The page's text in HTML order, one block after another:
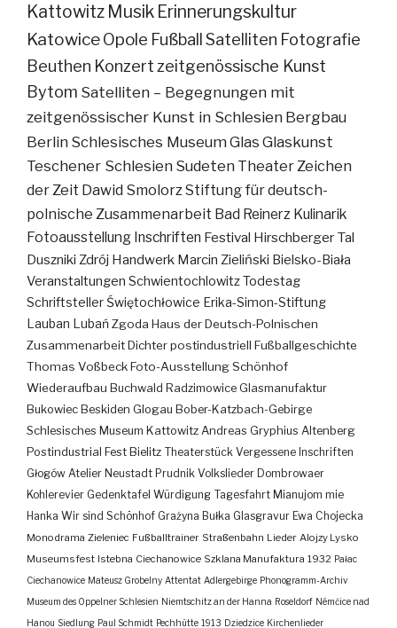
Kattowitz Musik Erinnerungskultur
KatowiceOpole FußballSatelliten Fotografie
Beuthen Konzertzeitgenössische Kunst
Bytom Satelliten – Begegnungen mit
zeitgenössischer Kunst in Schlesien Bergbau
Berlin Schlesisches MuseumGlas Glaskunst
Teschener Schlesien Sudeten TheaterZeichen
der Zeit Dawid SmolorzStiftung für deutsch-
polnische Zusammenarbeit Bad Reinerz Kulinarik
Fotoausstellung Inschriften Festival Hirschberger Tal
Duszniki Zdrój Handwerk Marcin Zieliński Bielsko-Biała
Veranstaltungen SchwientochlowitzTodestag
SchriftstellerŚwiętochłowice Erika-Simon-Stiftung
Lauban
LubańZgoda Haus der Deutsch-Polnischen
ZusammenarbeitDichterpostindustriell Fußballgeschichte
Thomas VoßbeckFoto-AusstellungSchönhof
Wiederaufbau Buchwald Radzimowice Glasmanufaktur
Bukowiec Beskiden Glogau Bober-Katzbach-Gebirge
Schlesisches Museum Kattowitz Andreas Gryphius Altenberg
Postindustrial Fest Bielitz Theaterstück Vergessene Inschriften
Głogów Atelier Neustadt Prudnik Volkslieder Dombrowaer
Kohlerevier Gedenktafel Würdigung Tagesfahrt Mianujom mie
Hanka Wir sind Schönhof Grażyna Bułka Glasgravur Ewa Chojecka
Monodrama Zieleniec Fußballtrainer Straßenbahn Lieder Alojzy Lysko
Museumsfest Istebna Ciechanowice Szklana Manufaktura 1932 Pałac
Ciechanowice Mateusz Grobelny Attentat Adlergebirge Phonogramm-Archiv
Museum des Oppelner Schlesien Niemtschitz an der Hanna Roseldorf Némčice nad
Hanou Siedlung Paul Schmidt Pechhütte 1913 Dziedzice Kirchenlieder